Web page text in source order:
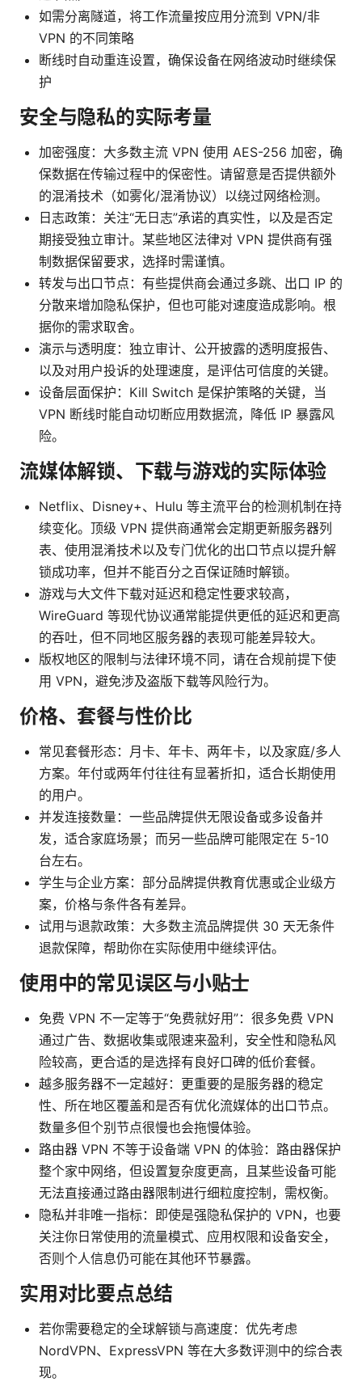
如需分离隧道，将工作流量按应用分流到 VPN/非
VPN 的不同策略
断线时自动重连设置，确保设备在网络波动时继续保
护
安全与隐私的实际考量
加密强度：大多数主流 VPN 使用 AES-256 加密，确
保数据在传输过程中的保密性。请留意是否提供额外
的混淆技术（如雾化/混淆协议）以绕过网络检测。
日志政策：关注“无日志”承诺的真实性，以及是否定
期接受独立审计。某些地区法律对 VPN 提供商有强
制数据保留要求，选择时需谨慎。
转发与出口节点：有些提供商会通过多跳、出口 IP 的
分散来增加隐私保护，但也可能对速度造成影响。根
据你的需求取舍。
演示与透明度：独立审计、公开披露的透明度报告、
以及对用户投诉的处理速度，是评估可信度的关键。
设备层面保护：Kill Switch 是保护策略的关键，当
VPN 断线时能自动切断应用数据流，降低 IP 暴露风
险。
流媒体解锁、下载与游戏的实际体验
Netflix、Disney+、Hulu 等主流平台的检测机制在持
续变化。顶级 VPN 提供商通常会定期更新服务器列
表、使用混淆技术以及专门优化的出口节点以提升解
锁成功率，但并不能百分之百保证随时解锁。
游戏与大文件下载对延迟和稳定性要求较高，
WireGuard 等现代协议通常能提供更低的延迟和更高
的吞吐，但不同地区服务器的表现可能差异较大。
版权地区的限制与法律环境不同，请在合规前提下使
用 VPN，避免涉及盗版下载等风险行为。
价格、套餐与性价比
常见套餐形态：月卡、年卡、两年卡，以及家庭/多人
方案。年付或两年付往往有显著折扣，适合长期使用
的用户。
并发连接数量：一些品牌提供无限设备或多设备并
发，适合家庭场景；而另一些品牌可能限定在 5-10
台左右。
学生与企业方案：部分品牌提供教育优惠或企业级方
案，价格与条件各有差异。
试用与退款政策：大多数主流品牌提供 30 天无条件
退款保障，帮助你在实际使用中继续评估。
使用中的常见误区与小贴士
免费 VPN 不一定等于“免费就好用”：很多免费 VPN
通过广告、数据收集或限速来盈利，安全性和隐私风
险较高，更合适的是选择有良好口碑的低价套餐。
越多服务器不一定越好：更重要的是服务器的稳定
性、所在地区覆盖和是否有优化流媒体的出口节点。
数量多但个别节点很慢也会拖慢体验。
路由器 VPN 不等于设备端 VPN 的体验：路由器保护
整个家中网络，但设置复杂度更高，且某些设备可能
无法直接通过路由器限制进行细粒度控制，需权衡。
隐私并非唯一指标：即使是强隐私保护的 VPN，也要
关注你日常使用的流量模式、应用权限和设备安全，
否则个人信息仍可能在其他环节暴露。
实用对比要点总结
若你需要稳定的全球解锁与高速度：优先考虑
NordVPN、ExpressVPN 等在大多数评测中的综合表
现。